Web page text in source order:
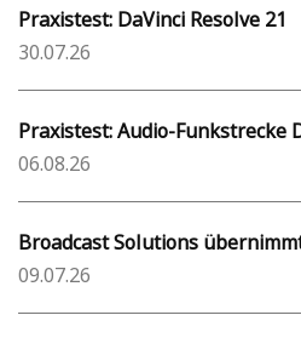
Praxistest: DaVinci Resolve 21
30.07.26
Praxistest: Audio-Funkstrecke
06.08.26
Broadcast Solutions
09.07.26